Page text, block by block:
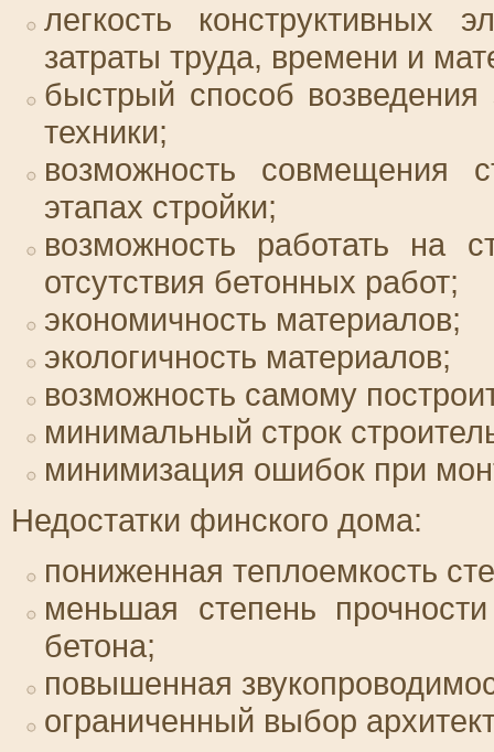
легкость конструктивных
затраты труда, времени и
быстрый способ возведения
техники;
возможность совмещения
этапах стройки;
возможность работать на
отсутствия бетонных работ;
экономичность материалов;
экологичность материалов;
возможность самому
минимальный строк
минимизация ошибок при
Недостатки финского дома:
пониженная теплоемкость
меньшая степень
бетона;
повышенная
ограниченный выбор